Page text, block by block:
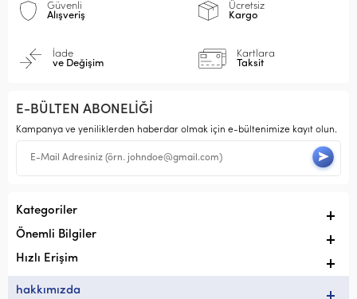
Güvenli
Alışveriş
Ücretsiz
Kargo
İade
ve Değişim
Kartlara
Taksit
E-BÜLTEN ABONELİĞİ
Kampanya ve yeniliklerden haberdar olmak için e-bültenimize kayıt olun.
Kategoriler
Önemli Bilgiler
Hızlı Erişim
hakkımızda